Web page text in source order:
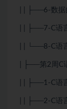
| | ├──6-数据
| | ├──7-C语
| | └──8-C语
| ├──第2周C
| | ├──1-C语
| | ├──2-C语